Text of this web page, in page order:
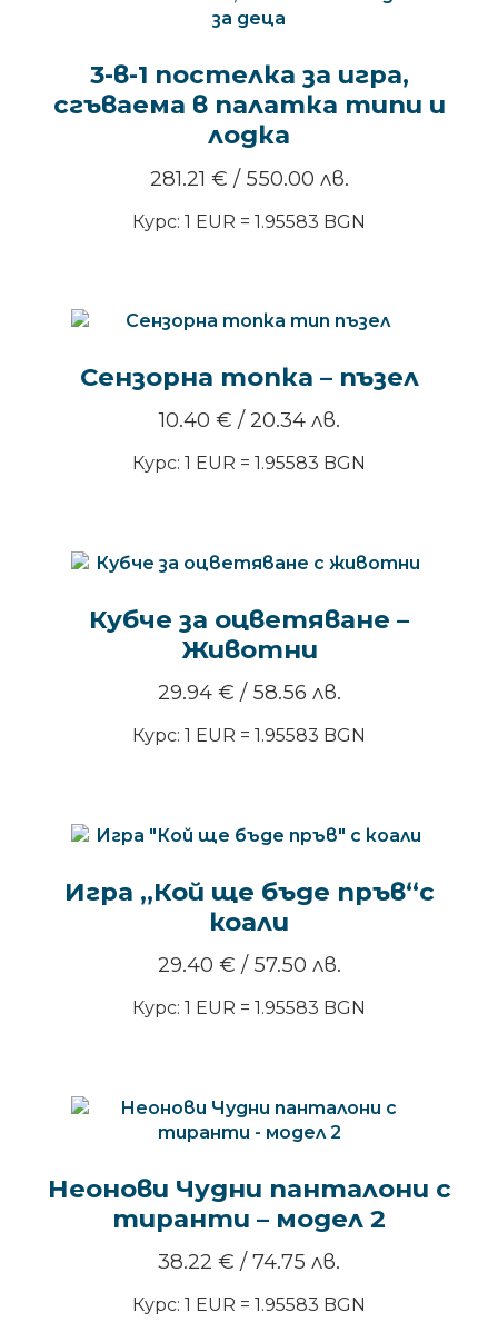
3-в-1 постелка за игра,
сгъваема в палатка типи и
лодка
281.21 € / 550.00 лв.
Курс: 1 EUR = 1.95583 BGN
Сензорна топка – пъзел
10.40 € / 20.34 лв.
Курс: 1 EUR = 1.95583 BGN
Кубче за оцветяване –
Животни
29.94 € / 58.56 лв.
Курс: 1 EUR = 1.95583 BGN
Игра „Кой ще бъде пръв“с
коали
29.40 € / 57.50 лв.
Курс: 1 EUR = 1.95583 BGN
Неонови Чудни панталони с
тиранти – модел 2
38.22 € / 74.75 лв.
Курс: 1 EUR = 1.95583 BGN